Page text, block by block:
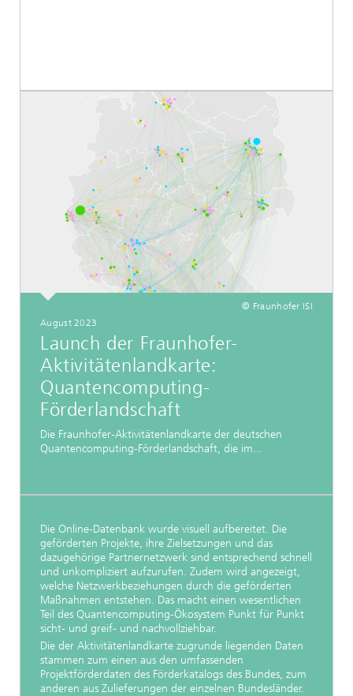
© Fraunhofer ISI
August 2023
Launch der Fraunhofer-
Aktivitätenlandkarte:
Quantencomputing-
Förderlandschaft
Die Fraunhofer-Aktivitätenlandkarte der deutschen
Quantencomputing-Förderlandschaft, die im...
Die Online-Datenbank wurde visuell aufbereitet. Die
geförderten Projekte, ihre Zielsetzungen und das
dazugehörige Partnernetzwerk sind entsprechend schnell
und unkompliziert aufzurufen. Zudem wird angezeigt,
welche Netzwerkbeziehungen durch die geförderten
Maßnahmen entstehen. Das macht einen wesentlichen
Teil des Quantencomputing-Ökosystem Punkt für Punkt
sicht- und greif- und nachvollziehbar.
Die der Aktivitätenlandkarte zugrunde liegenden Daten
stammen zum einen aus den umfassenden
Projektförderdaten des Förderkatalogs des Bundes, zum
anderen aus Zulieferungen der einzelnen Bundesländer.